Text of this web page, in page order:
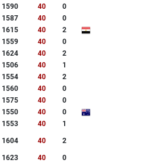
1590 40
0
1587 40
0
1615 40
2
1559 40
0
1624 40
2
1506 40
1
1554 40
2
1560 40
0
1575 40
0
1550 40
0
1553 40 1
1604 40 2
1623 40
0